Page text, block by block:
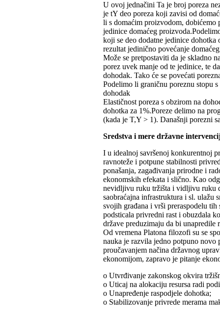
U ovoj jednačini Ta je broj poreza
je tY deo poreza koji zavisi od
li s domaćim proizvodom, dobićemo
jedinice domaćeg
koji se deo dodatne jedinice
rezultat jedinično povećanje
Može se pretpostaviti da je skladno
porez uvek manje od te jedinice, te
dohodak. Tako će se povećati
Podelimo li graničnu poreznu stopu
dohodak
Elastičnost poreza s obzirom na
dohotka za 1%.Poreze delimo na
(kada je T,Y > 1). Današnji porezni
Sredstva i mere državne
I u idealnoj savršenoj konkurentnoj
ravnoteže i potpune stabilnosti
ponašanja, zagađivanja prirodne i
ekonomskih efekata i slično. Kao
nevidljivu ruku tržišta i vidljivu ruku
saobraćajna infrastruktura i sl. ulažu
svojih građana i vrši preraspodelu
podsticala privredni rast i obuzdala
države preduzimaju da bi
Od vremena Platona filozofi su se
nauka je razvila jedno potpuno
proučavanjem načina državnog
ekonomijom, zapravo je pitanje
o Utvrđivanje zakonskog okvira
o Uticaj na alokaciju resursa radi
o Unapređenje raspodjele dohotka;
o Stabilizovanje privrede merama